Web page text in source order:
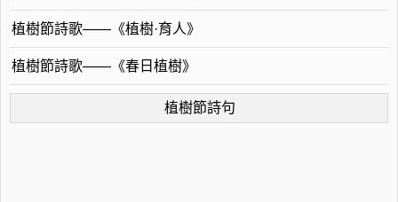
植樹節詩歌——《植樹·育人》
植樹節詩歌——《春日植樹》
植樹節詩句